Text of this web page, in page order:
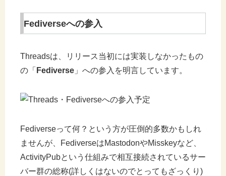
Fediverseへの参入
Threadsは、リリース当初には実装しなかったもの
の「 Fediverse 」への参入を明言しています。
Fediverseって何？という方が圧倒的多数かもしれ
ませんが、FediverseはMastodonやMisskeyなど、
ActivityPubという仕組みで相互接続されているサー
バー群の総称(詳しくはないのでとってもざっくり)